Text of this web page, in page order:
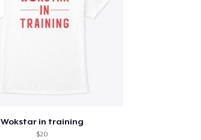
Wokstar in training
$20